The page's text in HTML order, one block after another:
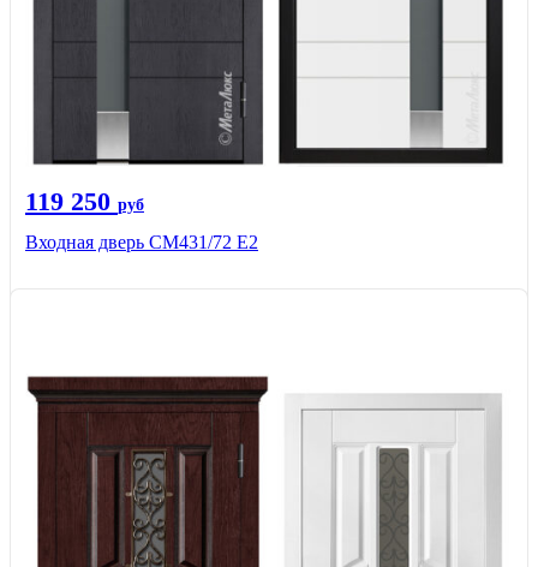
119 250 руб
Входная дверь СМ431/72 Е2